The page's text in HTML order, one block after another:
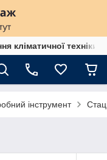
кліматичної техніки
інструмент